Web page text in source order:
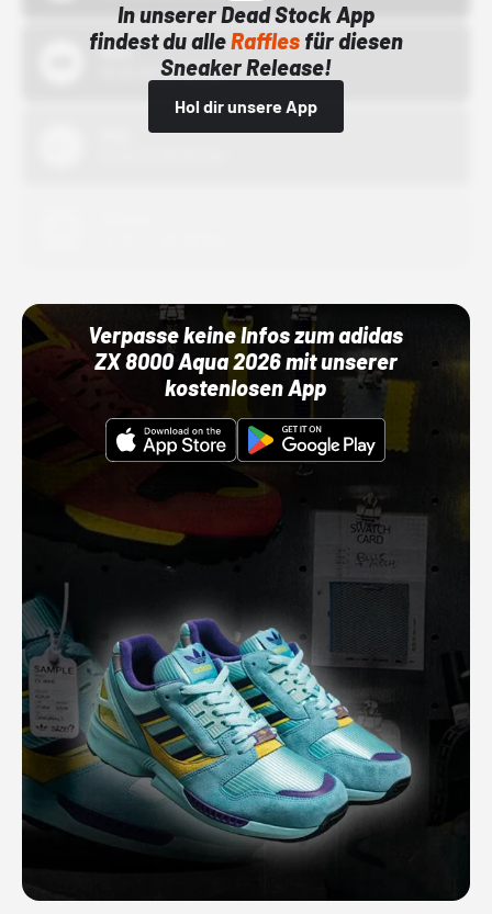
In unserer Dead Stock App
findest du alleRafflesfür diesen
Sneaker Release!
Hol dir unsere App
Bstn
01.10.22 00:00 Uhr
Verpasse keine Infos zum adidas
ZX 8000 Aqua 2026 mit unserer
kostenlosen App